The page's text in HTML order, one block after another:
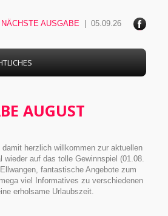
NÄCHSTE AUSGABE | 05.09.26
ace
k
AUGUST
herzlich willkommen zur aktuellen
auf das tolle Gewinnspiel (01.08.
fantastische Angebote zum
viel Informatives zu verschiedenen
erholsame Urlaubszeit.